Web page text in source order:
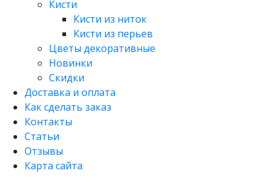
Кисти
Кисти из ниток
Кисти из перьев
Цветы декоративные
Новинки
Скидки
Доставка и оплата
Как сделать заказ
Контакты
Статьи
Отзывы
Карта сайта